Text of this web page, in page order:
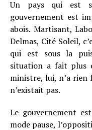
Un pays qui est
gouvernement est
abois. Martisant,
Delmas, Cité Soleil,
qui est sous la
situation a fait plus
ministre, lui, n’a rien
n’existait pas.
Le gouvernement
mode pause,